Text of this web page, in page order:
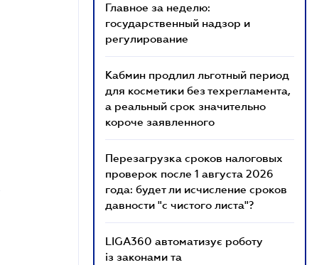
Главное за неделю:
государственный надзор и
регулирование
Кабмин продлил льготный период
для косметики без техрегламента,
а реальный срок значительно
короче заявленного
Перезагрузка сроков налоговых
проверок после 1 августа 2026
года: будет ли исчисление сроков
давности "с чистого листа"?
LIGA360 автоматизує роботу
із законами та